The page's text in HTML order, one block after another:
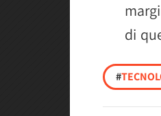
di
#